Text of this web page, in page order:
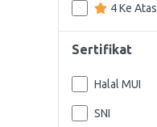
4 Ke Atas
Sertifikat
Halal MUI
SNI